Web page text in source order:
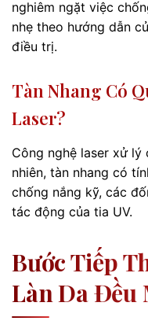
nghiêm ngặt việc
nhẹ theo hướng dẫn
điều trị.
Tàn Nhang Có
Laser?
Công nghệ laser xử lý
nhiên, tàn nhang có
chống nắng kỹ, các
tác động của tia UV.
Bước Tiếp
Làn Da Đều